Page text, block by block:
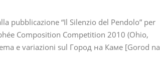
pubblicazione “Il Silenzio del Pendolo” per
Composition Competition 2010 (Ohio,
e variazioni sul Город на Каме [Gorod na